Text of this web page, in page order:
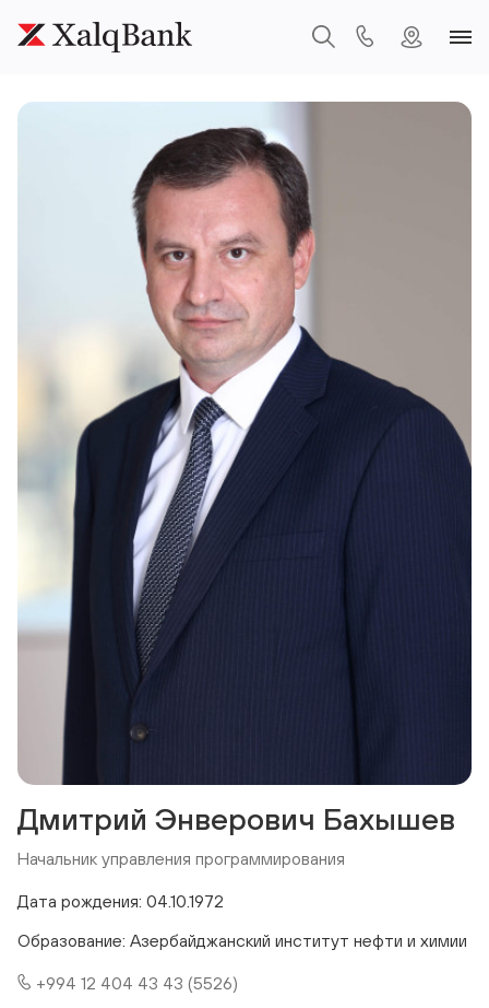
Дмитрий Энверович Бахышев
Начальник управления программирования
Дата рождения: 04.10.1972
Образование: Азербайджанский институт нефти и химии
+994 12 404 43 43 (5526)